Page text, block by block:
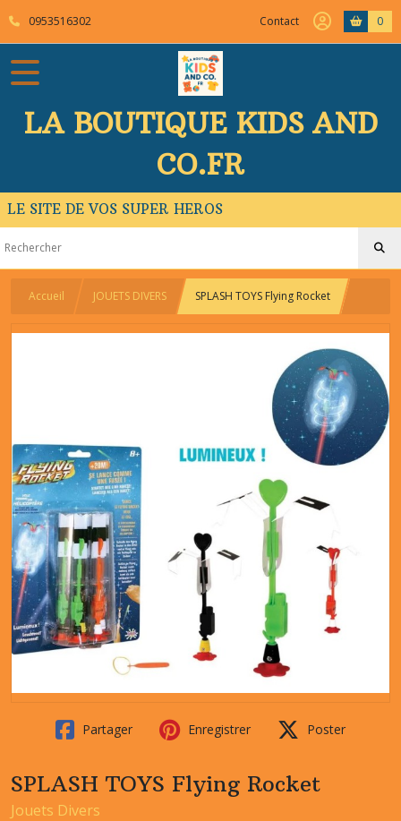
0953516302 Contact 0
LA BOUTIQUE KIDS AND
CO.FR
LE SITE DE VOS SUPER HEROS
Accueil JOUETS DIVERS SPLASH TOYS Flying Rocket
Partager Enregistrer Poster
SPLASH TOYS Flying Rocket
Jouets Divers